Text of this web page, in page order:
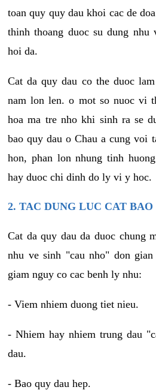
toan quy quy dau khoi cac de
thinh thoang duoc su dung
hoi da.
Cat da quy dau co the duoc
nam lon len. o mot so nuoc vi
hoa ma tre nho khi sinh ra se
bao quy dau o Chau a cung voi
hon, phan lon nhung tinh
hay duoc chi dinh do ly vi y hoc.
2. TAC DUNG LUC CAT
Cat da quy dau da duoc chung
nhu ve sinh "cau nho" don
giam nguy co cac benh ly nhu:
- Viem nhiem duong tiet nieu.
- Nhiem hay nhiem trung dau
dau.
- Bao quy dau hep.